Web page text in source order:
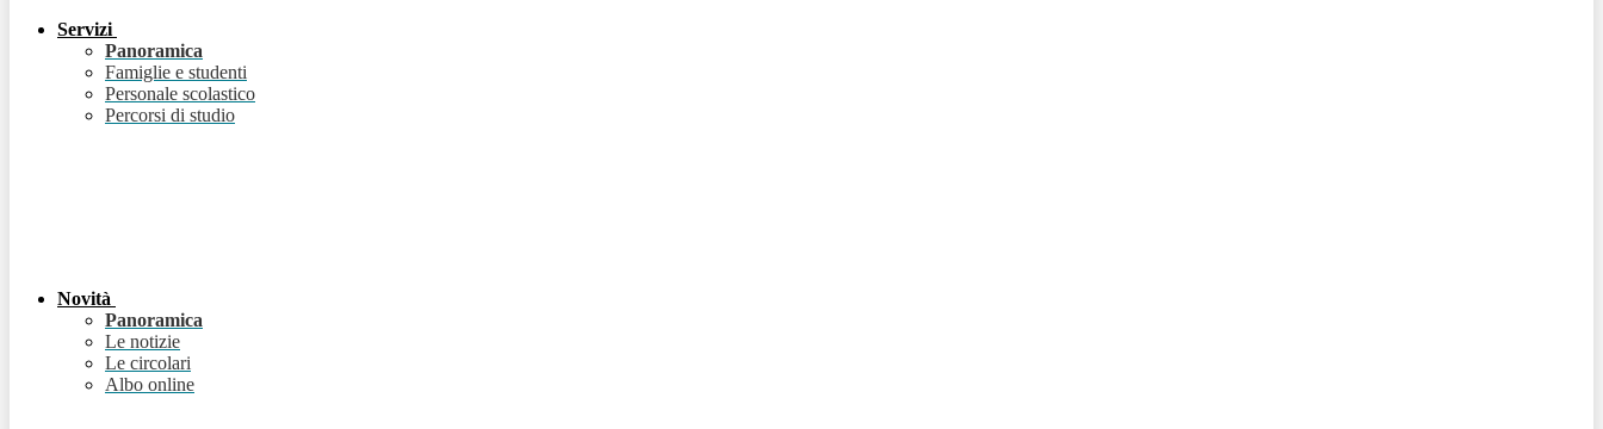
Servizi
Panoramica
Famiglie e studenti
Personale scolastico
Percorsi di studio
Novità
Panoramica
Le notizie
Le circolari
Albo online